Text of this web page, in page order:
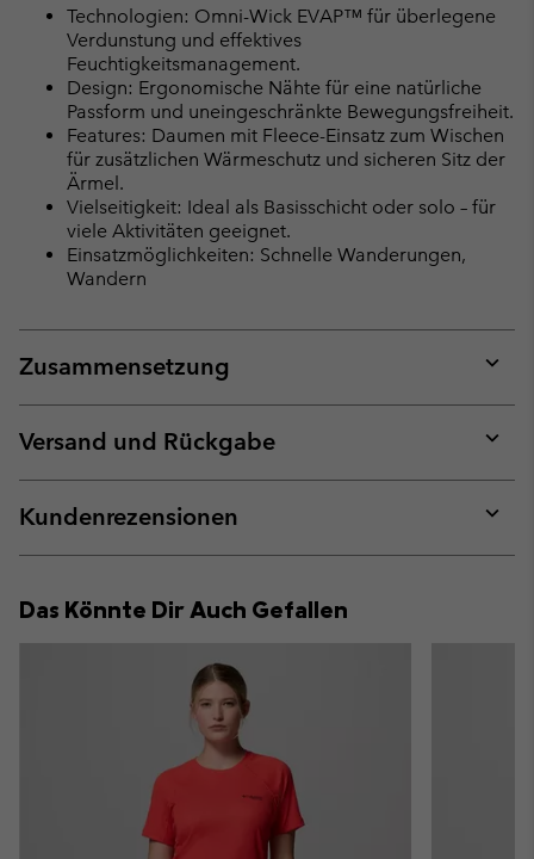
Technologien: Omni-Wick EVAP™ für überlegene
Verdunstung und effektives
Feuchtigkeitsmanagement.
Design: Ergonomische Nähte für eine natürliche
Passform und uneingeschränkte Bewegungsfreiheit.
Features: Daumen mit Fleece-Einsatz zum Wischen
für zusätzlichen Wärmeschutz und sicheren Sitz der
Ärmel.
Vielseitigkeit: Ideal als Basisschicht oder solo – für
viele Aktivitäten geeignet.
Einsatzmöglichkeiten: Schnelle Wanderungen,
Wandern
Zusammensetzung
or
Versand und Rückgabe
or
Kundenrezensionen
or
Das Könnte Dir Auch Gefallen